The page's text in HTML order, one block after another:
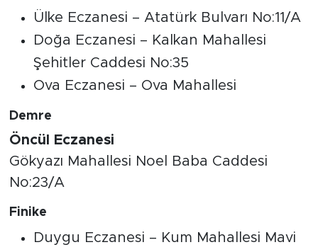
Ülke Eczanesi – Atatürk Bulvarı No:11/A
Doğa Eczanesi – Kalkan Mahallesi
Şehitler Caddesi No:35
Ova Eczanesi – Ova Mahallesi
Demre
Öncül Eczanesi
Gökyazı Mahallesi Noel Baba Caddesi
No:23/A
Finike
Duygu Eczanesi – Kum Mahallesi Mavi